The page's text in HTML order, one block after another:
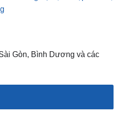
Gòn, Bình Dương và các